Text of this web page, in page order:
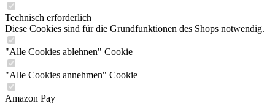
Technisch erforderlich
Diese Cookies sind für die Grundfunktionen des Shops notwendig.
"Alle Cookies ablehnen" Cookie
"Alle Cookies annehmen" Cookie
Amazon Pay